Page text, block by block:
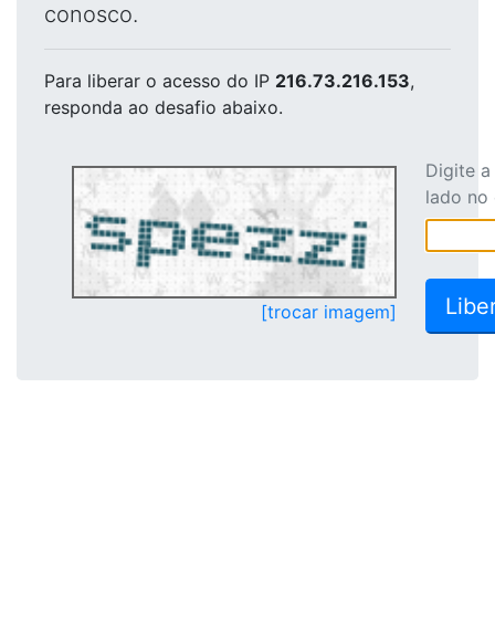
conosco.
Para liberar o acesso do IP 216.73.216.153,
responda ao desafio abaixo.
[trocar imagem]
Digite
lado no